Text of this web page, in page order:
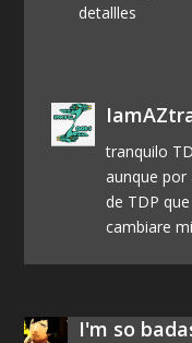
detallles
tranquilo
aunque por
de TDP
cambiare
I'm so